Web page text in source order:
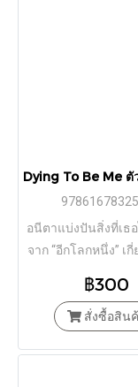
Dying To Be Me
อนีตาแบ่งปันสิ่งที่เธ
จาก “อีกโลกหนึ่ง” เ
ให้เป็นประโยชน์กั
อย่างไร
฿300
สั่งซื้อสิน